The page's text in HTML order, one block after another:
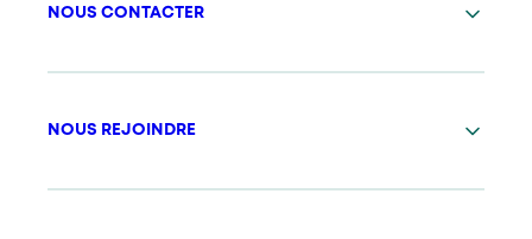
NOUS CONTACTER
NOUS REJOINDRE